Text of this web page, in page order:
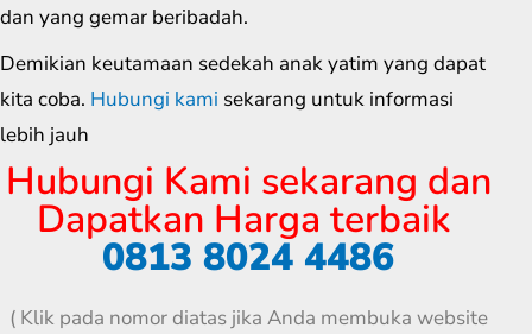
dan yang gemar beribadah.
Demikian keutamaan sedekah anak yatim yang dapat
kita coba. Hubungi kami sekarang untuk informasi
lebih jauh
Hubungi Kami sekarang dan
Dapatkan Harga terbaik
0813 8024 4486
( Klik pada nomor diatas jika Anda membuka website